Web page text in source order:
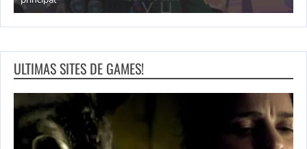
ULTIMAS SITES DE GAMES!